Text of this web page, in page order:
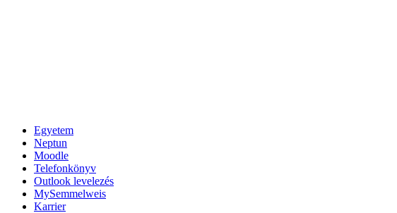
Egyetem
Neptun
Moodle
Telefonkönyv
Outlook levelezés
MySemmelweis
Karrier